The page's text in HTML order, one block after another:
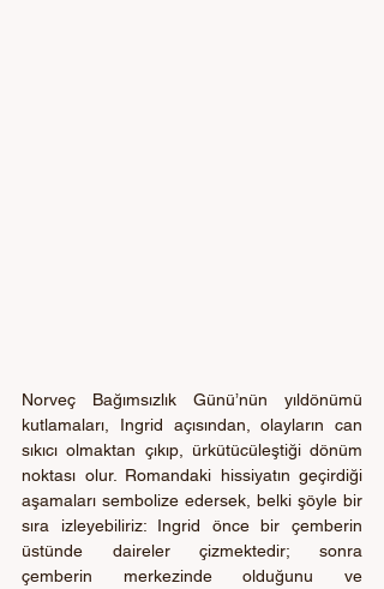
Norveç Bağımsızlık Günü’nün yıldönümü
kutlamaları, Ingrid açısından, olayların can
sıkıcı olmaktan çıkıp, ürkütücüleştiği dönüm
noktası olur. Romandaki hissiyatın geçirdiği
aşamaları sembolize edersek, belki şöyle bir
sıra izleyebiliriz: Ingrid önce bir çemberin
üstünde daireler çizmektedir; sonra
çemberin merkezinde olduğunu ve